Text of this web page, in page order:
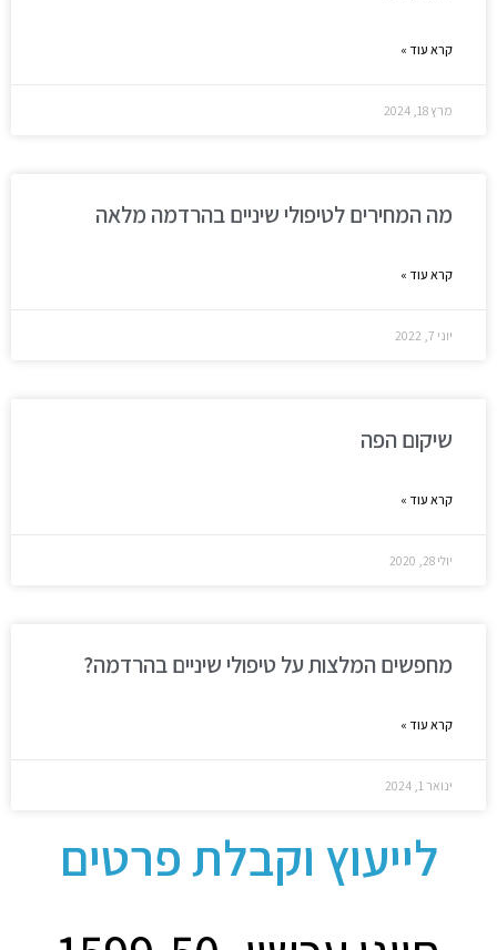
קרא עוד »
מרץ 18, 2024
מה המחירים לטיפולי שיניים בהרדמה מלאה
קרא עוד »
יוני 7, 2022
שיקום הפה
קרא עוד »
יולי 28, 2020
מחפשים המלצות על טיפולי שיניים בהרדמה?
קרא עוד »
ינואר 1, 2024
לייעוץ וקבלת פרטים